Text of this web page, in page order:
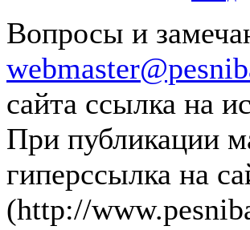
Вопросы и
сайта ссылка на
При публикации
гиперссылка на
(http://